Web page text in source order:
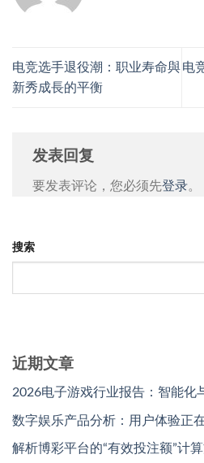
电竞选手退役潮：职业寿命與
新秀成長的平衡
电
发表回复
要发表评论，您必须先登录。
搜索
近期文章
2026电子游戏行业报告：智能化
数字娱乐产品分析：用户体验正
解析博彩平台的“有效投注额”计